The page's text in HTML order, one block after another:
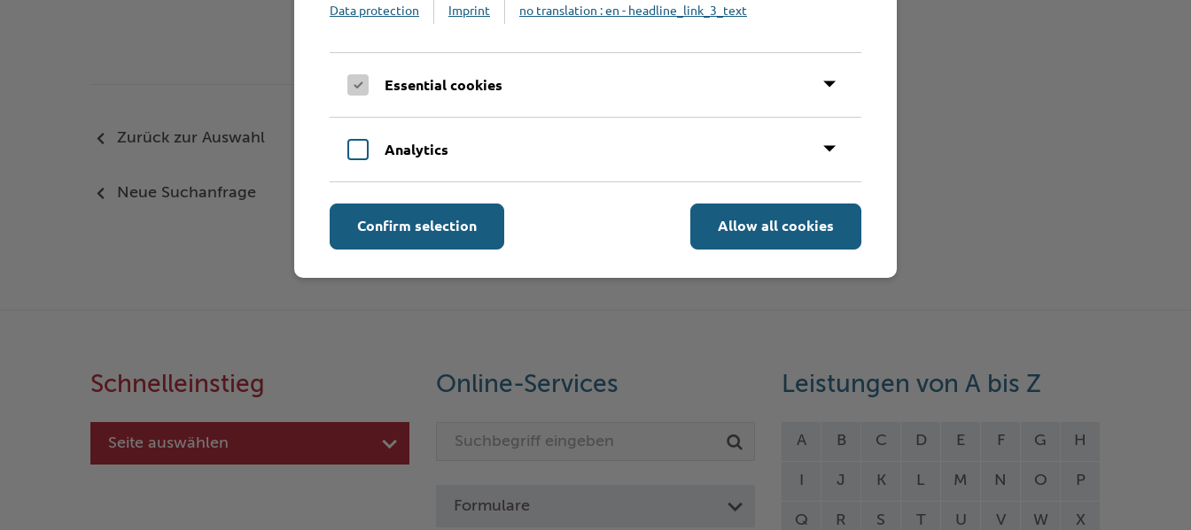
Zurück zur Auswahl
Neue Suchanfrage
Schnelleinstieg
Seite auswählen
Online-Services
Formulare
Leistungen von A bis Z
A B C D E F G H
J K L M N O P
Q R S T U V W X
Data protection Imprint no translation : en - headline_link_3_text
Essential cookies
Analytics
Allow all cookies
Confirm selection